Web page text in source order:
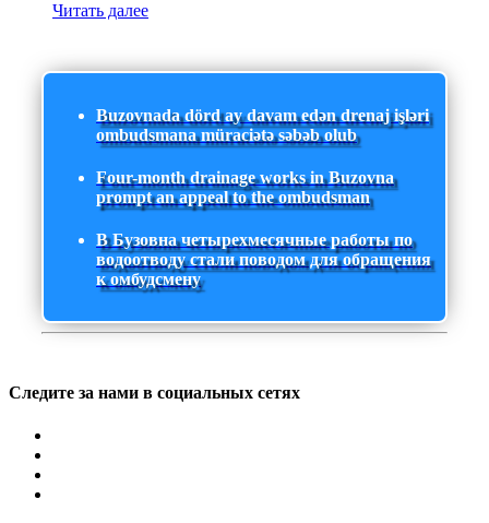
Читать далее
Buzovnada dörd ay davam edən drenaj işləri
ombudsmana müraciətə səbəb olub
Four-month drainage works in Buzovna
prompt an appeal to the ombudsman
В Бузовна четырехмесячные работы по
водоотводу стали поводом для обращения
к омбудсмену
Следите за нами в социальных сетях